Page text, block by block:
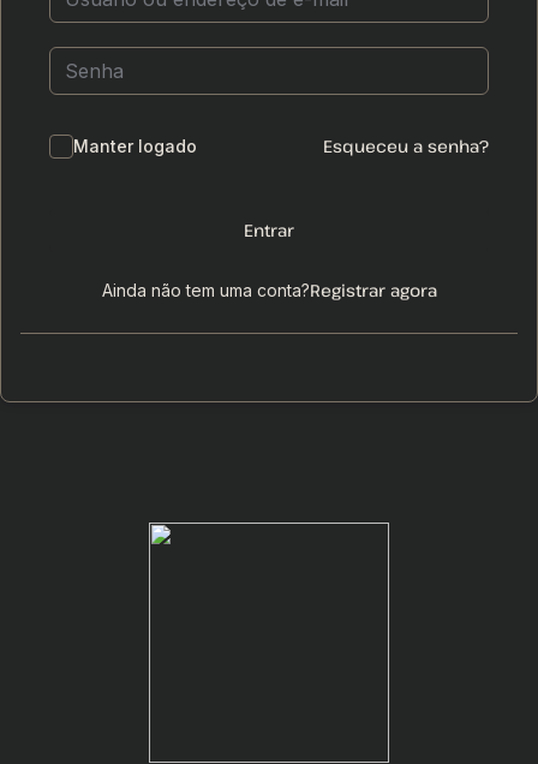
Manter logado Esqueceu a senha?
Entrar
Ainda não tem uma conta?Registrar agora